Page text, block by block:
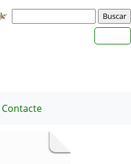
Contacte